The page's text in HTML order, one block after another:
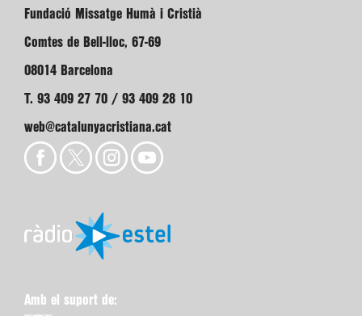
Fundació Missatge Humà i Cristià
Comtes de Bell-lloc, 67-69
08014 Barcelona
T. 93 409 27 70 / 93 409 28 10
web@catalunyacristiana.cat
Amb el suport de: